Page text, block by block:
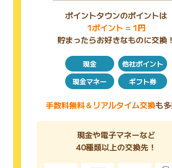
ポイントタウンのポイントは
1ポイント = 1円
貯まったらお好きなものに交換！
現金
他社ポイント
現金マネー
ギフト券
手数料無料＆リアルタイム交換も多
現金や電子マネーなど
40種類以上の交換先！